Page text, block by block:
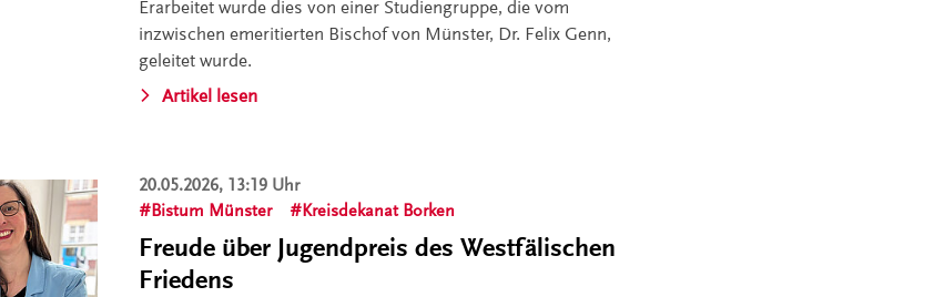
Erarbeitet wurde dies von einer Studiengruppe, die vom
inzwischen emeritierten Bischof von Münster, Dr. Felix Genn,
geleitet wurde.
Artikel lesen
20.05.2026, 13:19 Uhr
Bistum Münster
Kreisdekanat Borken
Freude über Jugendpreis des Westfälischen
Friedens